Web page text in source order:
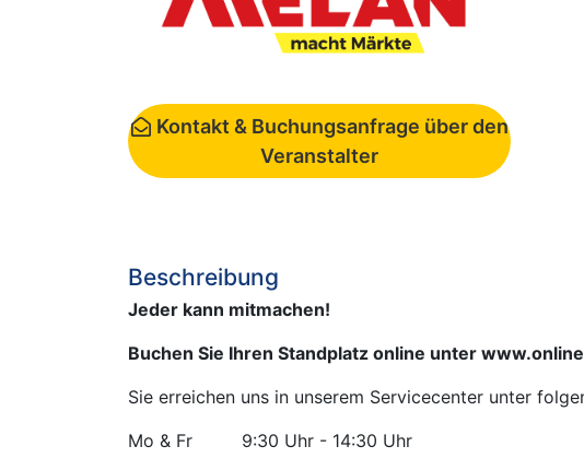
Kontakt & Buchungsanfrage über den
Veranstalter
Beschreibung
Jeder kann mitmachen!
Buchen Sie Ihren Standplatz online unter
Sie erreichen uns in unserem Servicecenter unter
Mo & Fr 9:30 Uhr - 14:30 Uhr